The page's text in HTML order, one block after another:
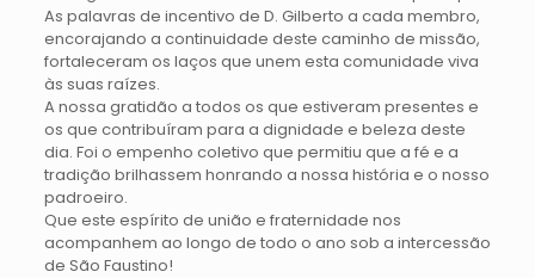
As palavras de incentivo de D. Gilberto a cada membro,
encorajando a continuidade deste caminho de missão,
fortaleceram os laços que unem esta comunidade viva
às suas raízes.
A nossa gratidão a todos os que estiveram presentes e
os que contribuíram para a dignidade e beleza deste
dia. Foi o empenho coletivo que permitiu que a fé e a
tradição brilhassem honrando a nossa história e o nosso
padroeiro.
​Que este espírito de união e fraternidade nos
acompanhem ao longo de todo o ano sob a intercessão
de São Faustino!